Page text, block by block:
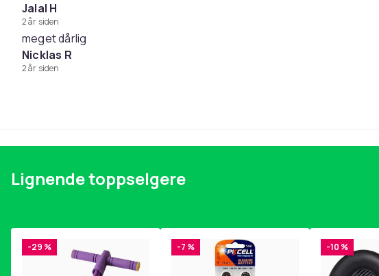
Jalal H
2 år siden
meget dårlig
Nicklas R
2 år siden
Lignende toppselgere
-29 % -7 % -10 %